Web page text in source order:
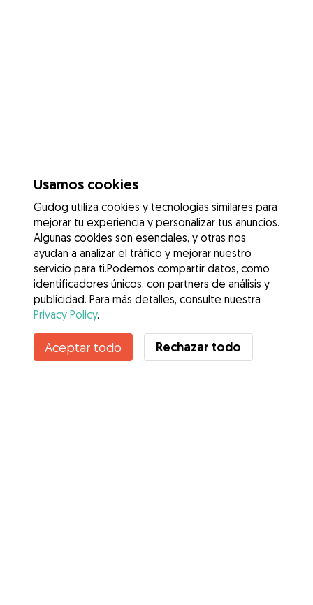
Usamos cookies
Gudog utiliza cookies y tecnologías similares para
mejorar tu experiencia y personalizar tus anuncios.
Algunas cookies son esenciales, y otras nos
ayudan a analizar el tráfico y mejorar nuestro
servicio para ti.Podemos compartir datos, como
identificadores únicos, con partners de análisis y
publicidad. Para más detalles, consulte nuestra
Privacy Policy.
Aceptar todo Rechazar todo